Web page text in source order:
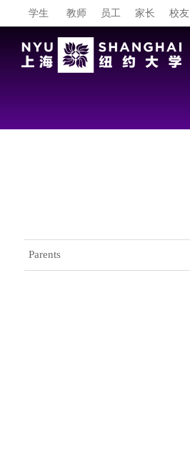
学生 教师 员工 家长 校友
Gateway Menu
Parents